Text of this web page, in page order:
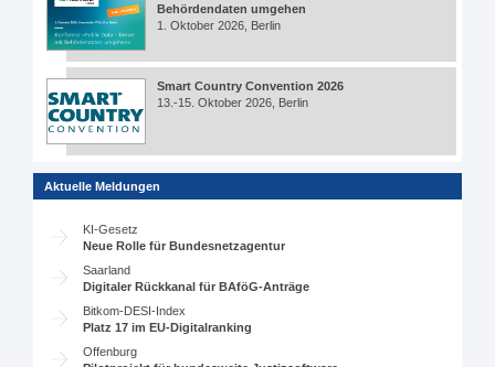
Behördendaten umgehen
1. Oktober 2026, Berlin
Smart Country Convention 2026
13.-15. Oktober 2026, Berlin
Aktuelle Meldungen
KI-Gesetz
Neue Rolle für Bundesnetzagentur
Saarland
Digitaler Rückkanal für BAföG-Anträge
Bitkom-DESI-Index
Platz 17 im EU-Digitalranking
Offenburg